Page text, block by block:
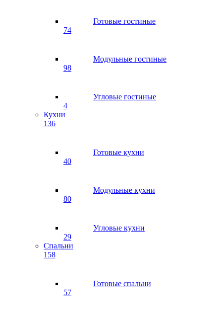
Готовые гостиные
74
Модульные гостиные
98
Угловые гостиные
4
Кухни
136
Готовые кухни
40
Модульные кухни
80
Угловые кухни
29
Спальни
158
Готовые спальни
57